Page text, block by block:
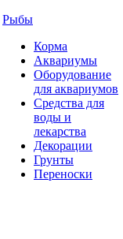
Рыбы
Корма
Аквариумы
Оборудование
для аквариумов
Средства для
воды и
лекарства
Декорации
Грунты
Переноски